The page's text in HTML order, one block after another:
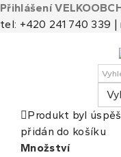
Přihlášení
tel: +420 241 740 339
Produkt byl
přidán do košíku
Množství